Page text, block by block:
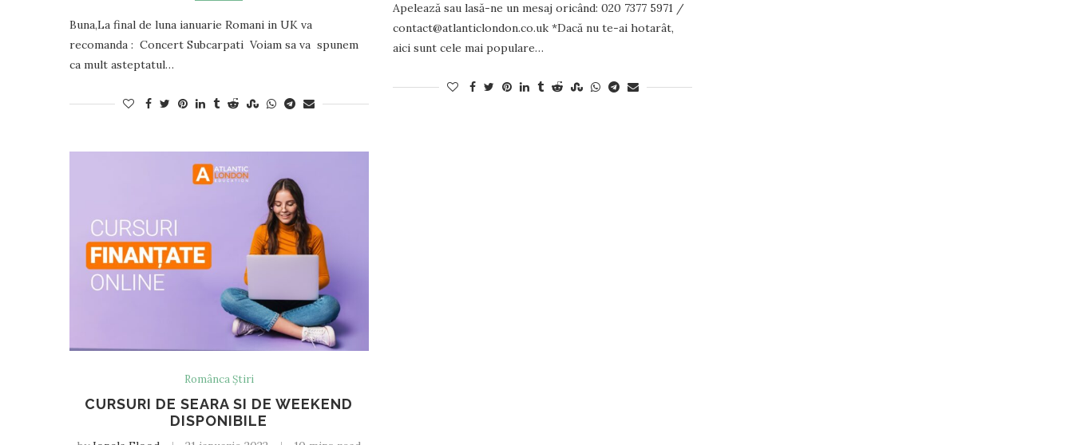
Buna,La final de luna ianuarie Romani in UK va
recomanda : Concert Subcarpati Voiam sa va spunem
ca mult asteptatul…
Apelează sau lasă-ne un mesaj oricând: 020 7377 5971 /
contact@atlanticlondon.co.uk *Dacă nu te-ai hotarât,
aici sunt cele mai populare…
Românca Știri
CURSURI DE SEARA SI DE WEEKEND
DISPONIBILE